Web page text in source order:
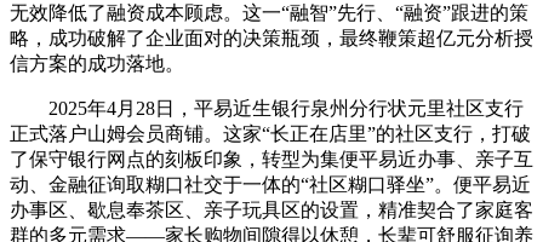
无效降低了融资成本顾虑。这一“融智”先行、“融资”跟进的策
略，成功破解了企业面对的决策瓶颈，最终鞭策超亿元分析授
信方案的成功落地。
2025年4月28日，平易近生银行泉州分行状元里社区支行
正式落户山姆会员商铺。这家“长正在店里”的社区支行，打破
了保守银行网点的刻板印象，转型为集便平易近办事、亲子互
动、金融征询取糊口社交于一体的“社区糊口驿坐”。便平易近
办事区、歇息奉茶区、亲子玩具区的设置，精准契合了家庭客
群的多元需求——家长购物间隙得以休憩，长辈可舒服征询养